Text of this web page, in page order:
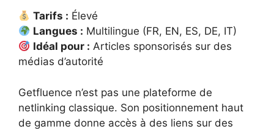
Tarifs : Élevé
Langues : Multilingue (FR, EN, ES, DE, IT)
Idéal pour : Articles sponsorisés sur des
médias d’autorité
Getfluence n’est pas une plateforme de
netlinking classique. Son positionnement haut
de gamme donne accès à des liens sur des